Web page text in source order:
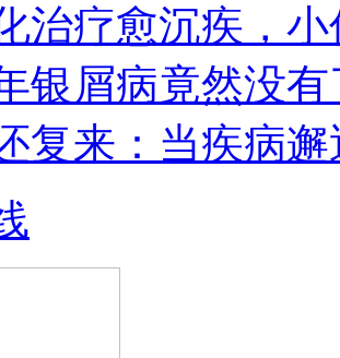
师
事银屑病临床治
治疗愈沉疾，小
银屑病竟然没有
复来：当疾病邂